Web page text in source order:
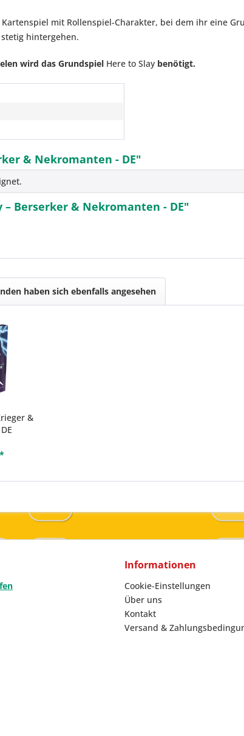
mit Rollenspiel-Charakter, bei dem ihr eine
hintergehen.
wird das Grundspiel Here to Slay benötigt.
& Nekromanten - DE"
Berserker & Nekromanten - DE"
haben sich ebenfalls angesehen
&
Informationen
Cookie-Einstellungen
Über uns
Kontakt
Versand &